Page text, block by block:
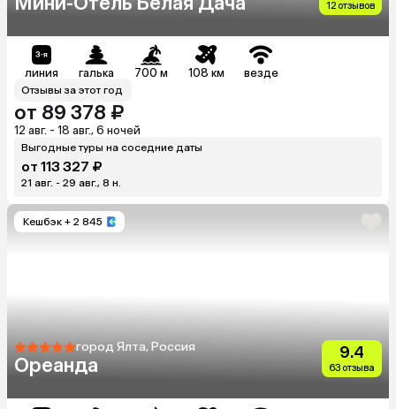
12 отзывов
линия галька 700 м 108 км везде
Отзывы за этот год
от 89 378 ₽
12 авг. - 18 авг., 6 ночей
Выгодные туры на соседние даты
от 113 327 ₽
21 авг. - 29 авг., 8 н.
Кешбэк + 2 845
город Ялта, Россия
Ореанда
9.4
63 отзыва